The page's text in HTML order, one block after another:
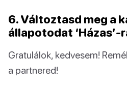
6. Változtasd meg a
állapotodat ‘Házas’-
Gratulálok, kedvesem!
a partnered!